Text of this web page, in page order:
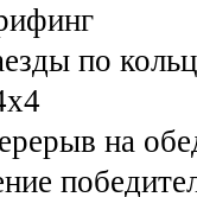
по
на